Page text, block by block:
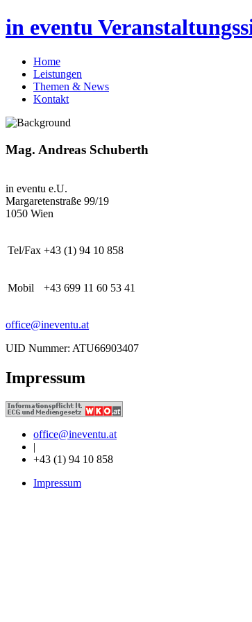
in eventu
Home
Leistungen
Themen & News
Kontakt
Mag. Andreas Schuberth
in eventu e.U.
Margaretenstraße 99/19
1050 Wien
Tel/Fax +43 (1) 94 10 858
Mobil +43 699 11 60 53 41
office@ineventu.at
UID Nummer: ATU66903407
Impressum
office@ineventu.at
|
+43 (1) 94 10 858
Impressum